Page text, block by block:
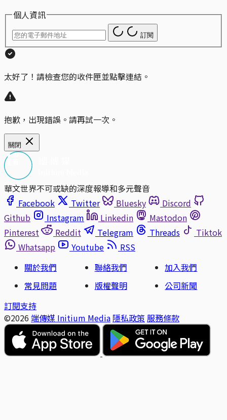
個人資訊
訂閱
太好了！請檢查您的收件匣並點擊連結。
抱歉，出現錯誤。請再試一次。
關閉
華文世界不可或缺的深度報導和多元聲音
Facebook
Twitter Bluesky
Discord
Github
Instagram Linkedin
Mastodon
Pinterest
Reddit Telegram Threads
Tiktok
Whatsapp
Youtube
RSS
關於我們
聯絡我們
加入我們
常見問題
版權聲明
公司新聞
訂閱支持
©2026 端傳媒 Initium Media 隱私政策 服務條款